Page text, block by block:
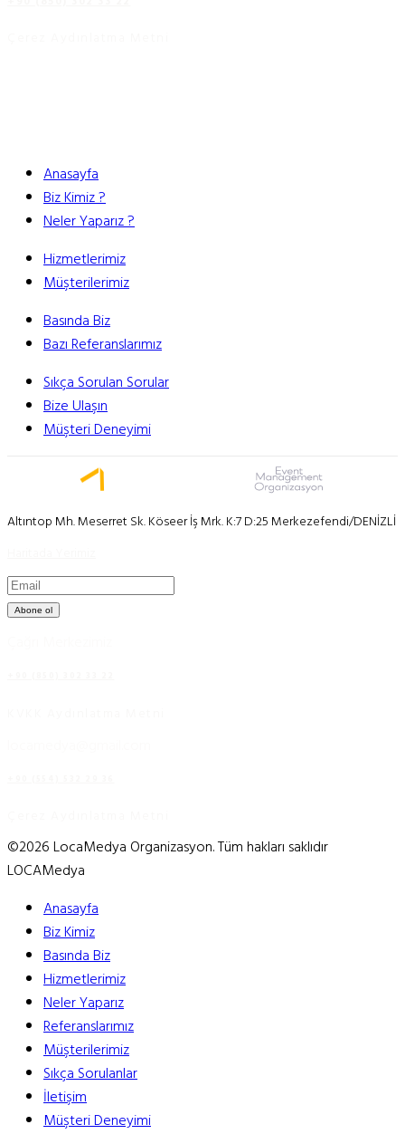
Anasayfa
Biz Kimiz ?
Neler Yaparız ?
Hizmetlerimiz
Müşterilerimiz
Basında Biz
Bazı Referanslarımız
Sıkça Sorulan Sorular
Bize Ulaşın
Müşteri Deneyimi
Altıntop Mh. Meserret Sk. Köseer İş Mrk. K:7 D:25 Merkezefendi/DENİZLİ
Abone ol
©2026 LocaMedya Organizasyon. Tüm hakları saklıdır
LOCAMedya
Anasayfa
Biz Kimiz
Basında Biz
Hizmetlerimiz
Neler Yaparız
Referanslarımız
Müşterilerimiz
Sıkça Sorulanlar
İletişim
Müşteri Deneyimi